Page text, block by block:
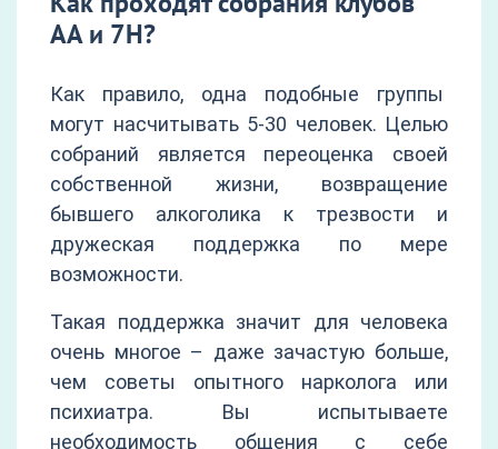
АА и 7Н?
Как правило, одна подобные группы
могут насчитывать 5-30 человек. Целью
собраний является переоценка своей
собственной жизни, возвращение
бывшего алкоголика к трезвости и
дружеская поддержка по мере
возможности.
Такая поддержка значит для человека
очень многое – даже зачастую больше,
чем советы опытного нарколога или
психиатра. Вы испытываете
необходимость общения с себе